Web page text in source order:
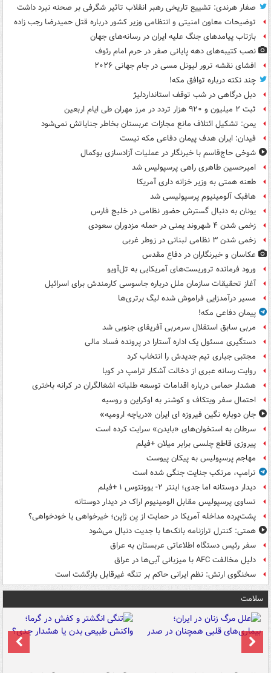
صفار هرندی: تشییع تاریخی رهبر انقلاب تاثیر شگرفی بر صحنه نبرد داشت
توضیحات معاون امنیتی و انتظامی وزیر کشور درباره قتل حمیدرضا رجب زاده
بازتاب پیامدهای جنگ علیه ایران در رسانه‌های جهان
نصب کتیبه‌های دهه پایانی صفر در حرم امام رئوف
افشای نقشه ترور لیونل مسی در جام جهانی ۲۰۲۶
چند نکته درباره توافق مکه!
دبل درگاهی در شب توقف استانداردلیژ
ثبت ۲ میلیون و ۹۲۰ هزار تردد در مرز مهران طی ایام اربعین
یمن: تشکیل ائتلاف مانع مجازات عربستان بخاطر جنایاتش نمی‌شود
فیدان: ایران هدف پیمان دفاعی مکه نیست
شوخی حاج‌قاسم با خبرنگار در عملیات آزادسازی بوکمال
امیرحسین طاهری راهی پرسپولیس شد
طعنه همتی به وزیر خزانه داری آمریکا
هافبک آلومینیوم پرسپولیسی شد
یونان به دنبال گسترش حضور نظامی در خلیج فارس
زخمی شدن ۴ شهروند یمنی در حمله مزدوران سعودی
زخمی شدن ۳ نظامی لبنانی در زوطر غربی
عکاسان و خبرنگاران در دفاع مقدس
ورود فرمانده تروریست‌های آمریکایی به تل‌آویو
آغاز تحقیقات سازمان ملل درباره جاسوسی کارمندش برای اسرائیل
مسیر درآمدزایی فراموش شده لیگ برتری‌ها
پیمان دفاعی مکه!
مربی سابق استقلال سرمربی آفریقای جنوبی شد
دستگیری مسئول یک اداره آستارا در پرونده فساد مالی
مجتبی جباری تیم جدیدش را انتخاب کرد
روایت رسانه عبری از دخالت آشکار ترامپ در کوبا
هشدار حماس درباره اقدامات توسعه طلبانه اشغالگران در کرانه باختری
احتمال سفر ویتکاف و کوشنر به اوکراین و روسیه
جان دوباره نگین فیروزه ای ایران «دریاچه ارومیه»
سرطان به استخوان‌های «بایدن» سرایت کرده است
پیروزی قاطع چلسی برابر میلان +فیلم
مهاجم پرسپولیس به پیکان پیوست
ترامپ، مرتکب جنایت جنگی شده است
دیدار دوستانه اما جدی؛ اینتر ۲- یوونتوس ۱ +فیلم
تساوی پرسپولیس مقابل الومینیوم اراک در دیدار دوستانه
پشت‌پرده مداخله آمریکا در حمایت از یِن ژاپن؛ خیرخواهی یا خودخواهی؟
همتی: کنترل ترازنامه بانک‌ها با جدیت دنبال می‌شود
سفر رئیس دستگاه اطلاعاتی عربستان به عراق
دلیل مخالفت AFC با میزبانی آبی‌ها در عراق
سخنگوی ارتش: نظم ایرانی حاکم بر تنگه غیرقابل بازگشت است
سلامت